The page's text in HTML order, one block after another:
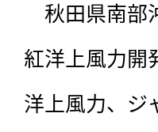
秋田県南部
紅洋上風力開
洋上風力、ジ